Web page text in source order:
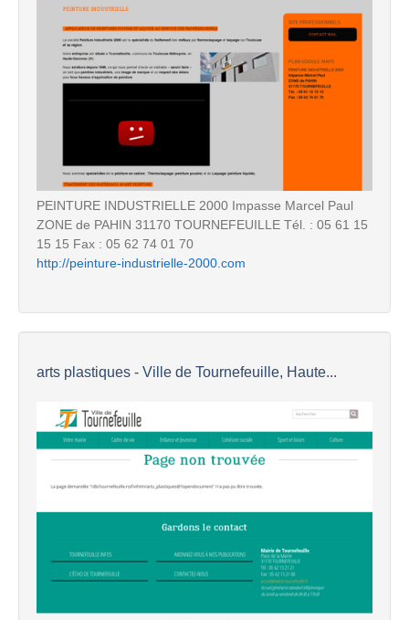
PEINTURE INDUSTRIELLE 2000 Impasse Marcel Paul
ZONE de PAHIN 31170 TOURNEFEUILLE Tél. : 05 61 15
15 15 Fax : 05 62 74 01 70
http://peinture-industrielle-2000.com
arts plastiques - Ville de Tournefeuille, Haute...